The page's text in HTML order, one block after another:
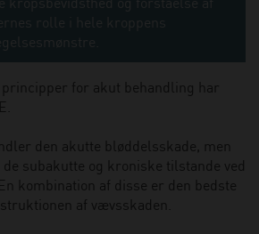
for akut behandling har
den akutte bløddelsskade, men
subakutte og kroniske tilstande ved
kombination af disse er den bedste
af vævsskaden.